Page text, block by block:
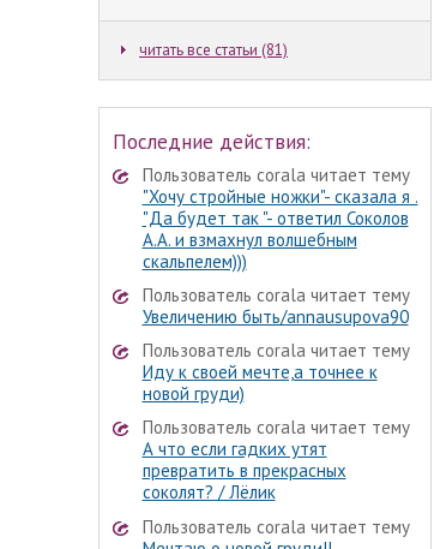
читать все статьи (81)
Последние действия:
Пользователь corala читает тему
"Хочу стройные ножки"- сказала я .
"Да будет так "- ответил Соколов
А.А. и взмахнул волшебным
скальпелем)))
Пользователь corala читает тему
Увеличению быть/annausupova90
Пользователь corala читает тему
Иду к своей мечте,а точнее к
новой груди)
Пользователь corala читает тему
А что если гадких утят
превратить в прекрасных
соколят? / Лёлик
Пользователь corala читает тему